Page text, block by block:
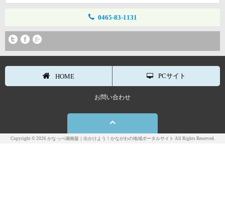
0465-83-1131
HOME PCサイト
お問い合わせ
Copyright © 2026 かなっぺ湘南版｜出かけよう！かながわの地域ポータルサイト All Rights Reserved.